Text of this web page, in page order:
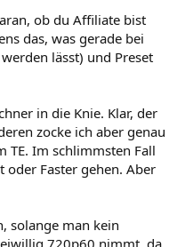
ob du Affiliate bist
das, was gerade bei
lässt) und Preset
in die Knie. Klar, der
zocke ich aber genau
TE. Im schlimmsten Fall
oder Faster gehen. Aber
solange man kein
720p60 nimmt, da